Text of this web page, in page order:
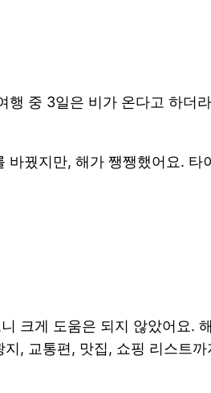
중 3일은 비가 온다고 하더
꿨지만, 해가 쨍쨍했어요.
크게 도움은 되지 않았어요.
, 교통편, 맛집, 쇼핑 리스트